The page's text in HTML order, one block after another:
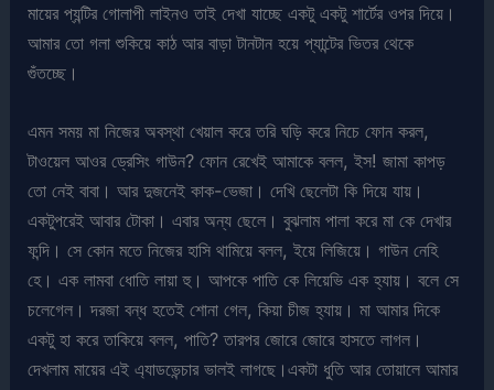
মায়ের প্যন্টির গোলাপী লাইনও তাই দেখা যাচ্ছে একটু একটু শার্টের ওপর দিয়ে।
আমার তো গলা শুকিয়ে কাঠ আর বাড়া টানটান হয়ে প্যান্টের ভিতর থেকে
গুঁতচ্ছে।
এমন সময় মা নিজের অবস্থা খেয়াল করে তরি ঘড়ি করে নিচে ফোন করল,
টাওয়েল আওর ড্রেসিং গাউন? ফোন রেখেই আমাকে বলল, ইস! জামা কাপড়
তো নেই বাবা। আর দুজনেই কাক-ভেজা। দেখি ছেলেটা কি দিয়ে যায়।
একটুপরেই আবার টোকা। এবার অন্য ছেলে। বুঝলাম পালা করে মা কে দেখার
ফন্দি। সে কোন মতে নিজের হাসি থামিয়ে বলল, ইয়ে লিজিয়ে। গাউন নেহি
হে। এক লামবা ধোতি লায়া হু। আপকে পাতি কে লিয়েভি এক হ্যায়। বলে সে
চলেগেল। দরজা বন্ধ হতেই শোনা গেল, কিয়া চীজ হ্যায়। মা আমার দিকে
একটু হা করে তাকিয়ে বলল, পাতি? তারপর জোরে জোরে হাসতে লাগল।
দেখলাম মায়ের এই এ্যাডভেন্চার ভালই লাগছে।একটা ধুতি আর তোয়ালে আমার